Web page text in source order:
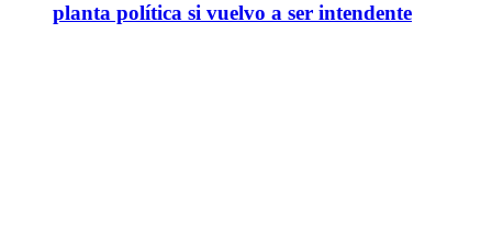
planta política si vuelvo a ser intendente